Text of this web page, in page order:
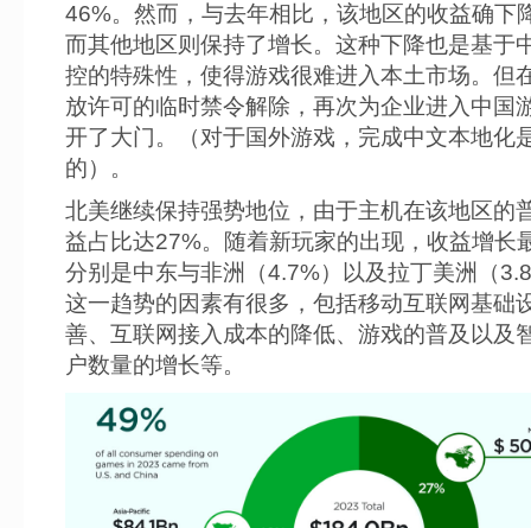
46%。然而，与去年相比，该地区的收益确下
而其他地区则保持了增长。这种下降也是基于
控的特殊性，使得游戏很难进入本土市场。但
放许可的临时禁令解除，再次为企业进入中国
开了大门。（对于国外游戏，完成中文本地化
的）。
北美继续保持强势地位，由于主机在该地区的
益占比达27%。随着新玩家的出现，收益增长
分别是中东与非洲（4.7%）以及拉丁美洲（
这一趋势的因素有很多，包括移动互联网基础
善、互联网接入成本的降低、游戏的普及以及
户数量的增长等。